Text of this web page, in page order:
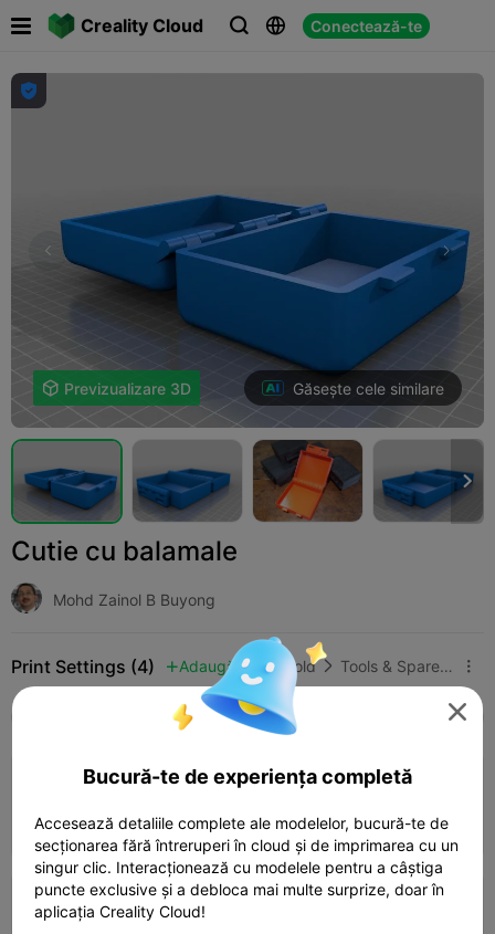
Creality Cloud   Conectează-te
 

 Previzualizare 3D Găsește cele similare

Cutie cu balamale
Mohd Zainol B Buyong
Print Settings (4)  Adaugă Household  Tools & Spare Parts 
K2 Plus K2 Pro
0.2mm layer, 3 walls, 15% infill
 04h 23m  1 plates  178.38g
0.2mm layer, 2 walls, 10% infill


Bucură-te de experiența completă
Accesează detaliile complete ale modelelor, bucură-te de
secționarea fără întreruperi în cloud și de imprimarea cu un
singur clic. Interacționează cu modelele pentru a câștiga
puncte exclusive și a debloca mai multe surprize, doar în
aplicația Creality Cloud!